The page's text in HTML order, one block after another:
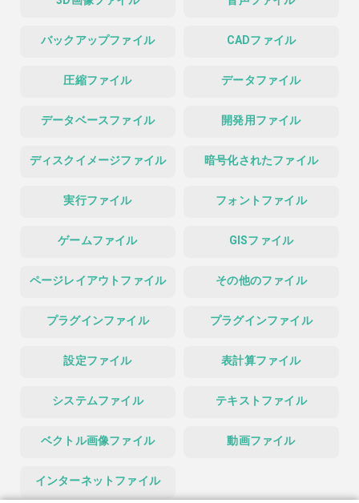
バックアップファイル CADファイル
圧縮ファイル データファイル
データベースファイル 開発用ファイル
ディスクイメージファイル 暗号化されたファイル
実行ファイル フォントファイル
ゲームファイル GISファイル
ページレイアウトファイル その他のファイル
プラグインファイル プラグインファイル
設定ファイル 表計算ファイル
システムファイル テキストファイル
ベクトル画像ファイル 動画ファイル
インターネットファイル